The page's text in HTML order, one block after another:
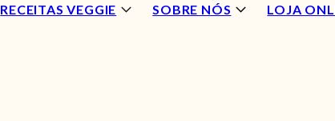
RECEITAS VEGGIE SOBRE NÓS LOJA